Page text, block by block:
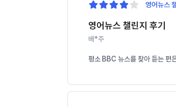
영어뉴스
영어뉴스 챌린지 후기
배*주
평소 BBC 뉴스를 찾아 듣는 편